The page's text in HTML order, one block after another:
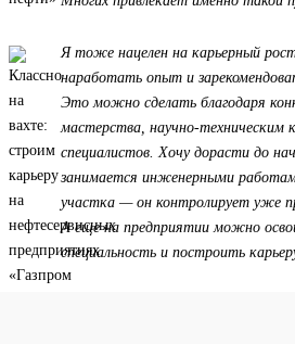
Я тоже нацелен на карьерный
наработать опыт и
Это можно сделать благодаря
мастерства, научно-техническим
специалистов. Хочу дорасти до
занимается инженерными
участка — он контролирует уже
А еще на предприятии можно
специальность и построить